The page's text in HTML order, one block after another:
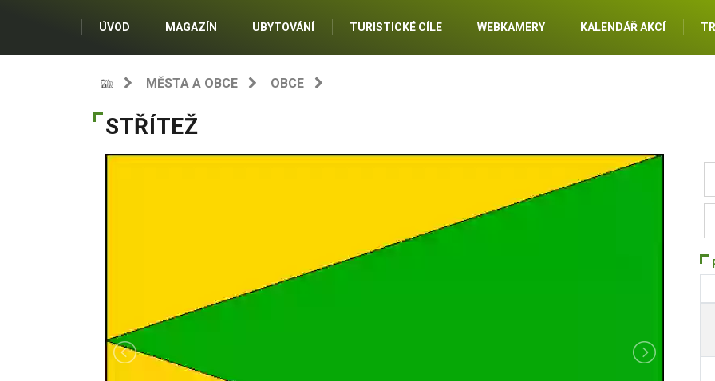
ÚVOD MAGAZÍN UBYTOVÁNÍ TURISTICKÉ CÍLE WEBKAMERY KALENDÁŘ AKCÍ
MĚSTA A OBCE OBCE
STŘÍTEŽ